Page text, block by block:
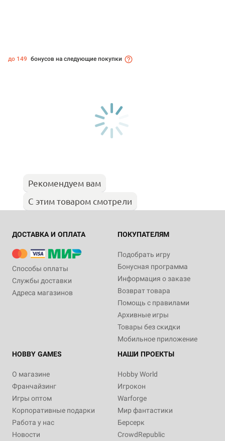
до 149 бонусов на следующие покупки
Рекомендуем вам
С этим товаром смотрели
ДОСТАВКА И ОПЛАТА
Способы оплаты
Службы доставки
Адреса магазинов
ПОКУПАТЕЛЯМ
Подобрать игру
Бонусная программа
Информация о заказе
Возврат товара
Помощь с правилами
Архивные игры
Товары без скидки
Мобильное приложение
HOBBY GAMES
О магазине
Франчайзинг
Игры оптом
Корпоративные подарки
Работа у нас
Новости
НАШИ ПРОЕКТЫ
Hobby World
Игрокон
Warforge
Мир фантастики
Берсерк
CrowdRepublic